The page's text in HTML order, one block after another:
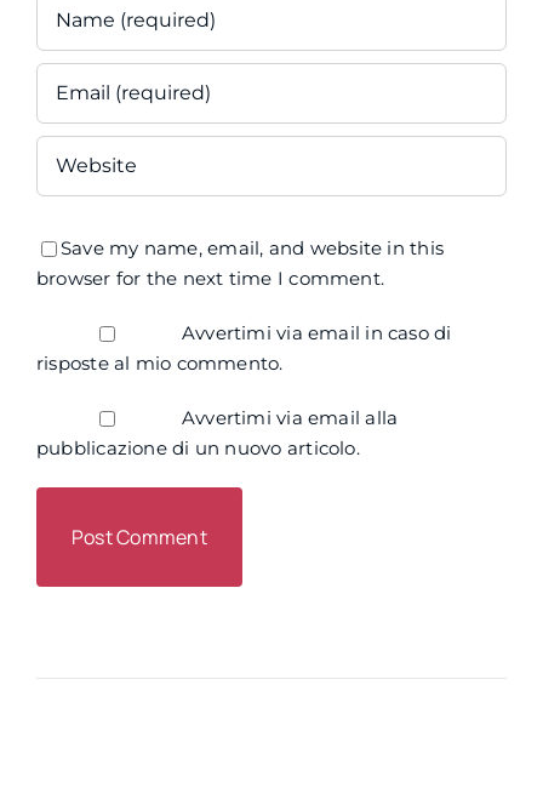
Save my name, email, and website in this
browser for the next time I comment.
Avvertimi via email in caso di
risposte al mio commento.
Avvertimi via email alla
pubblicazione di un nuovo articolo.